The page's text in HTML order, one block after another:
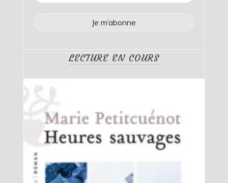
LECTURE EN COURS